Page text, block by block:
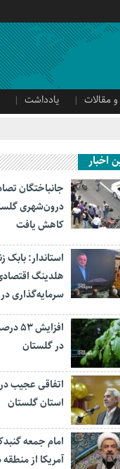
مقالات یادداشت
اخبار
جانباختگان
کاهش یافت
هلدینگ
سرمایه‌گذاری
در گلستان
اتفاقی عجیب
استان گلستان
امام جمعه
آمریکا از